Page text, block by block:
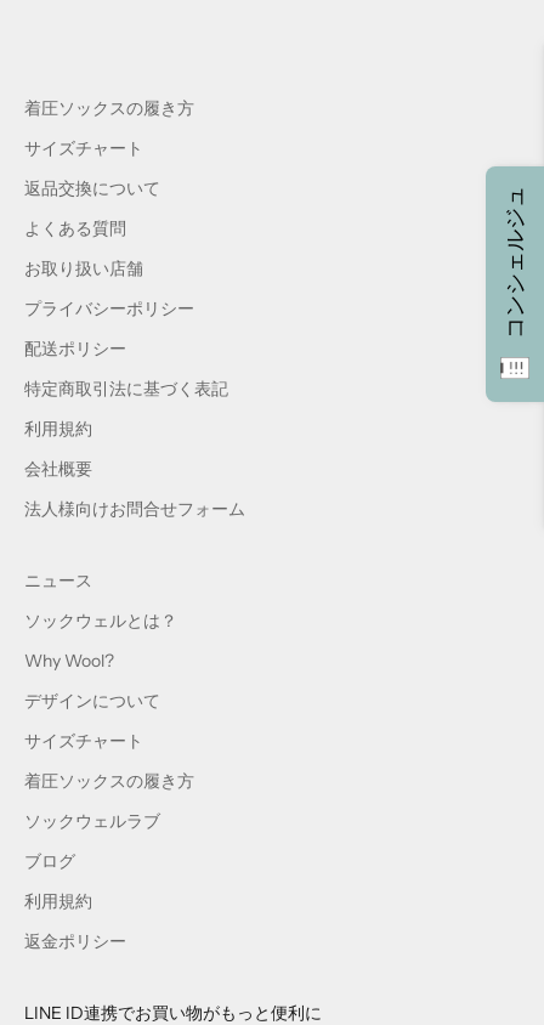
着圧ソックスの履き方
サイズチャート
返品交換について
よくある質問
お取り扱い店舗
プライバシーポリシー
配送ポリシー
特定商取引法に基づく表記
利用規約
会社概要
法人様向けお問合せフォーム
ニュース
ソックウェルとは？
Why Wool?
デザインについて
サイズチャート
着圧ソックスの履き方
ソックウェルラブ
ブログ
利用規約
返金ポリシー
LINE ID連携でお買い物がもっと便利に
コンシェルジュ